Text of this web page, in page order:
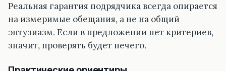
Реальная гарантия подрядчика всегда опирается
на измеримые обещания, а не на общий
энтузиазм. Если в предложении нет критериев,
значит, проверять будет нечего.